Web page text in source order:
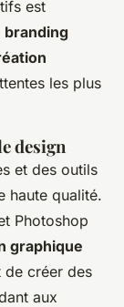
est
branding
les plus
design
et des outils
haute qualité.
Photoshop
graphique
de créer des
aux